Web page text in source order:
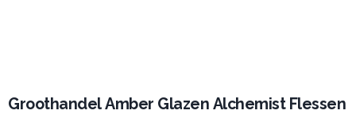
Groothandel Amber Glazen Alchemist Flessen